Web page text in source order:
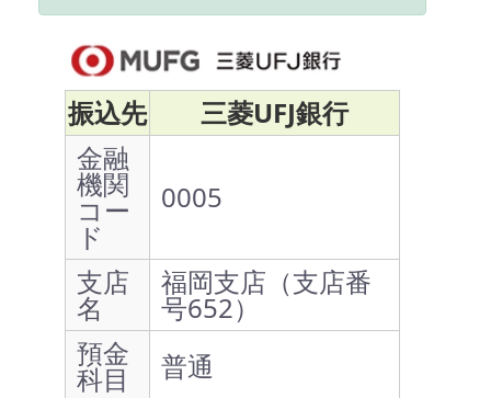
振込先
三菱UFJ銀行
金融
機関
コー
ド
0005
支店
名
福岡支店（支店番
号652）
預金
科目
普通